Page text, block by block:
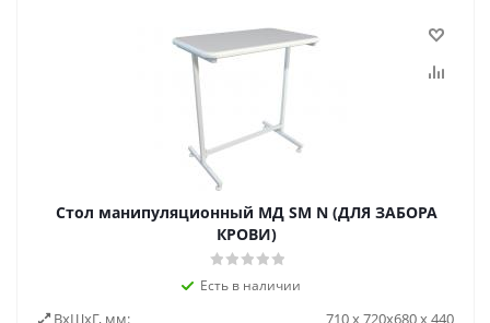
Стол манипуляционный МД SM N (ДЛЯ ЗАБОРА
КРОВИ)
Есть в наличии
ВxШxГ, мм:
710 х 720х680 х 440